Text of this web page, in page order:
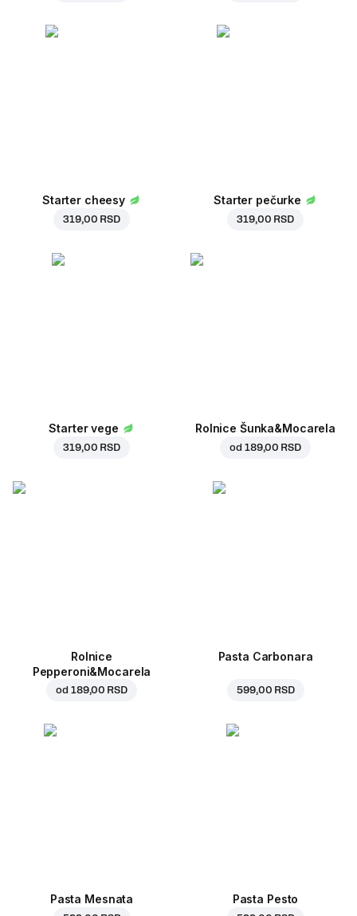
Starter cheesy
319,00 RSD
Starter pečurke
319,00 RSD
Starter vege
319,00 RSD
Rolnice Šunka&Mocarela
od 189,00 RSD
Rolnice
Pepperoni&Mocarela
od 189,00 RSD
Pasta Carbonara
599,00 RSD
Pasta Mesnata Pasta Pesto